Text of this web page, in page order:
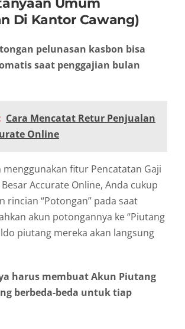
Di Kantor Cawang)
pelunasan kasbon bisa
saat penggajian bulan
Cara Mencatat Retur Penjualan
Online
menggunakan fitur Pencatatan Gaji
Accurate Online, Anda cukup
rincian “Potongan” pada saat
akun potongannya ke “Piutang
piutang mereka akan langsung
harus membuat Akun Piutang
berbeda-beda untuk tiap